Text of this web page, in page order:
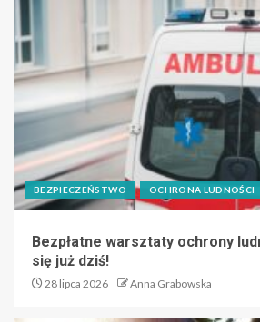
BEZPIECZEŃSTWO OCHRONA LUDNOŚCI
Bezpłatne warsztaty ochrony
się już dziś!
28 lipca 2026 Anna Grabowska